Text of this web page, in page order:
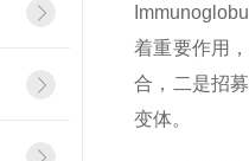
着重要作用
合，二是招
变体。